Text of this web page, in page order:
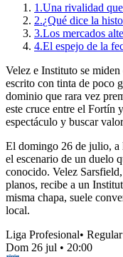
1.Una rivalidad
2.¿Qué dice la
3.Los mercados
4.El espejo de la
Velez e Instituto se
escrito con tinta de poco
dominio que rara vez
este cruce entre el Fortín
espectáculo y buscar
El domingo 26 de julio, a
el escenario de un duelo
conocido. Velez
planos, recibe a un
misma chapa, suele
local.
Liga Profesional•
Dom 26 jul • 20:00